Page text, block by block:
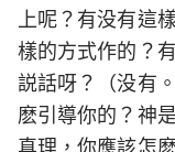
上呢？有没有這
樣的方式作的？
説話呀？（没有
麽引導你的？神
真理，你應該怎